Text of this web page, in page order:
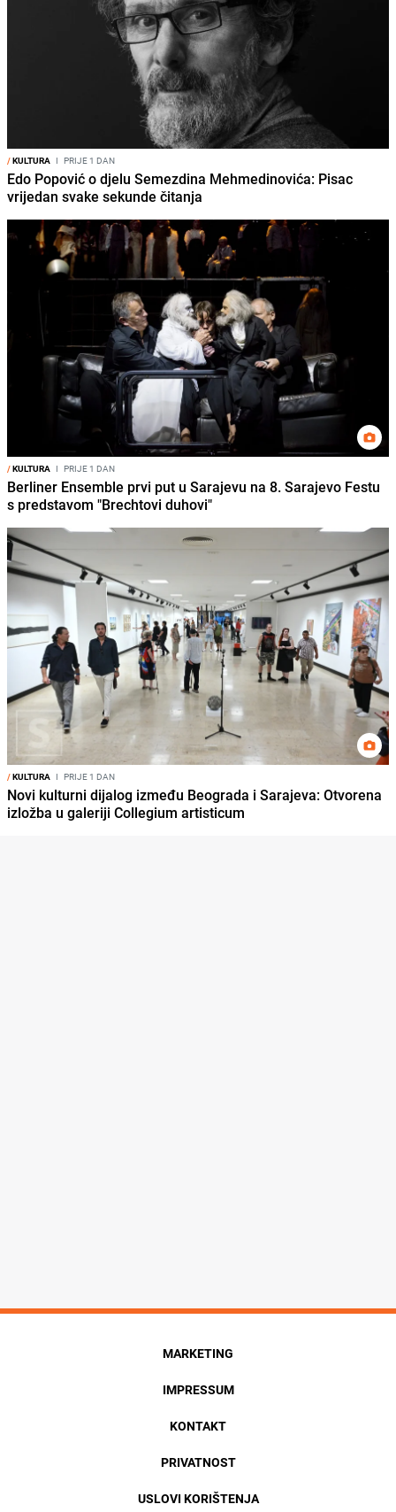
/KULTURA I PRIJE 1 DAN
Edo Popović o djelu Semezdina Mehmedinovića: Pisac
vrijedan svake sekunde čitanja
/KULTURA I PRIJE 1 DAN
Berliner Ensemble prvi put u Sarajevu na 8. Sarajevo Festu
s predstavom "Brechtovi duhovi"
/KULTURA I PRIJE 1 DAN
Novi kulturni dijalog između Beograda i Sarajeva: Otvorena
izložba u galeriji Collegium artisticum
MARKETING
IMPRESSUM
KONTAKT
PRIVATNOST
USLOVI KORIŠTENJA